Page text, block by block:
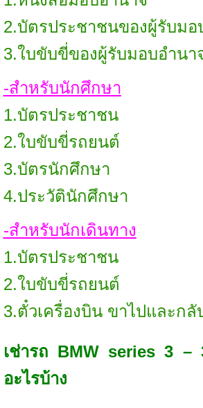
2.บัตรประชาชนของผู้รับมอ
3.ใบขับขี่ของผู้รับมอบอำนา
-สำหรับนักศึกษา
1.บัตรประชาชน
2.ใบขับขี่รถยนต์
3.บัตรนักศึกษา
4.ประวัตินักศึกษา
-สำหรับนักเดินทาง
1.บัตรประชาชน
2.ใบขับขี่รถยนต์
3.ตั๋วเครื่องบิน ขาไปและกลั
เช่ารถ BMW series 3 –
อะไรบ้าง